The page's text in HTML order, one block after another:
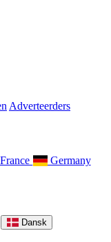
Adverteerders
France
Germany
Dansk